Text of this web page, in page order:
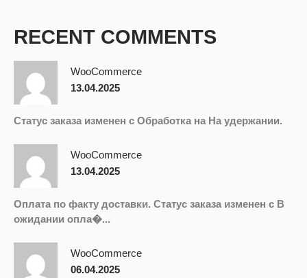
RECENT COMMENTS
WooCommerce
13.04.2025
Статус заказа изменен с Обработка на На удержании.
WooCommerce
13.04.2025
Оплата по факту доставки. Статус заказа изменен с В
ожидании опла�...
WooCommerce
06.04.2025